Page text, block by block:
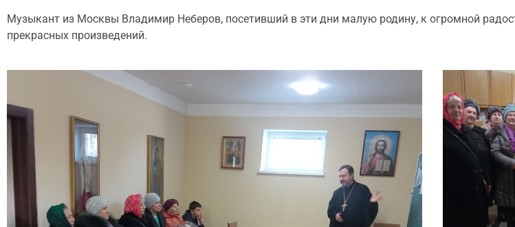
Музыкант из Москвы Владимир Неберов, посетивший в эти дни малую родину, к огромной
прекрасных произведений.